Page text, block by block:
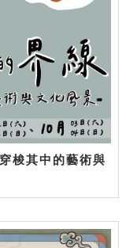
梭其中的藝術與